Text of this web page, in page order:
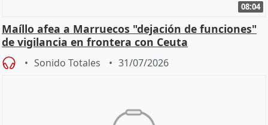
08:04
Maíllo afea a Marruecos "dejación de funciones"
de vigilancia en frontera con Ceuta
Sonido Totales 31/07/2026